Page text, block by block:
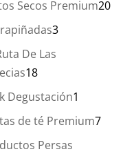
Secos Premium2020
33
De Las
1818
productos
Degustación1
producto
de té Premium77
Persas